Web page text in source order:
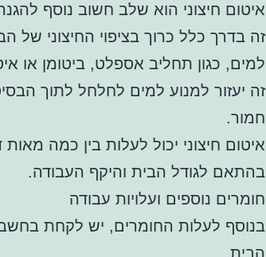
איטום חיצוני הוא שלב חשוב נוסף
זה בדרך כלל כרוך בציפוי החיצוני
למים, כגון תחליב אספלט, ביטומן או
זה יעזור למנוע למים לחלחל לתוך
חמור.
איטום חיצוני יכול לעלות בין כמה
בהתאם לגודל הבית והיקף העבודה.
חומרים נוספים ועלויות עבודה
בנוסף לעלות החומרים, יש לקחת
הבית.